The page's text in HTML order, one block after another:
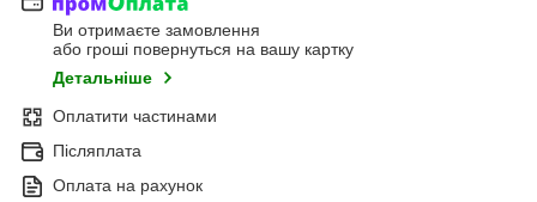
Ви отримаєте замовлення
або гроші повернуться на вашу картку
Детальніше
Оплатити частинами
Післяплата
Оплата на рахунок